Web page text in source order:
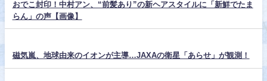
おでこ封印！中村アン、“前髪あり”の新ヘアスタイルに「新鮮でたま
らん」の声【画像】
磁気嵐、地球由来のイオンが主導…JAXAの衛星「あらせ」が観測！